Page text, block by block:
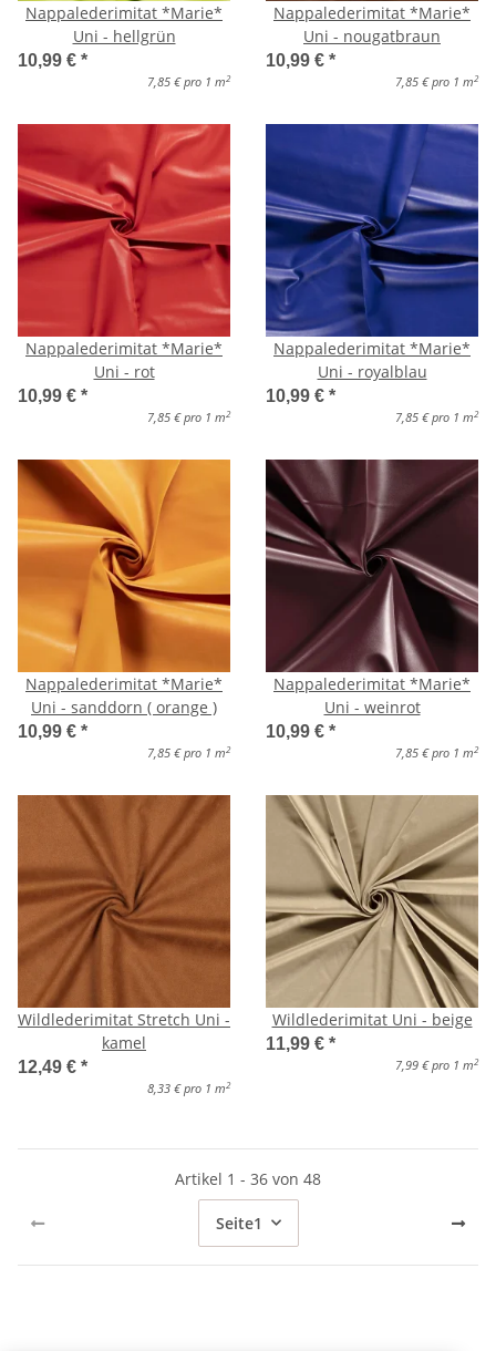
Nappalederimitat *Marie*
Uni - hellgrün
10,99 € *
7,85 € pro 1 m 2
Nappalederimitat *Marie*
Uni - nougatbraun
10,99 € *
7,85 € pro 1 m 2
Nappalederimitat *Marie*
Uni - rot
10,99 € *
7,85 € pro 1 m 2
Nappalederimitat *Marie*
Uni - royalblau
10,99 € *
7,85 € pro 1 m 2
Nappalederimitat *Marie*
Uni - sanddorn ( orange )
10,99 € *
7,85 € pro 1 m 2
Nappalederimitat *Marie*
Uni - weinrot
10,99 € *
7,85 € pro 1 m 2
Wildlederimitat Stretch Uni -
kamel
12,49 € *
8,33 € pro 1 m 2
Wildlederimitat Uni - beige
11,99 € *
7,99 € pro 1 m 2
Artikel 1 - 36 von 48
Seite1